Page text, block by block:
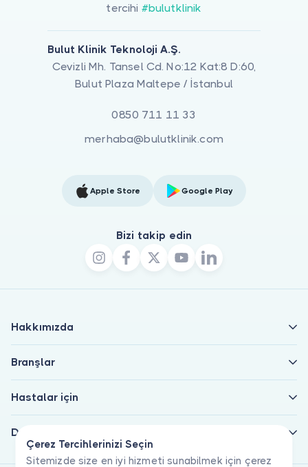
Çerez Tercihlerinizi Seçin
Sitemizde size en iyi hizmeti sunabilmek için çerez
tercihi #bulutklinik
Bulut Klinik Teknoloji A.Ş.
Cevizli Mh. Tansel Cd. No:12 Kat:8 D:60,
Bulut Plaza Maltepe / İstanbul
0850 711 11 33
merhaba@bulutklinik.com
Apple Store Google Play
Bizi takip edin
Hakkımızda
Branşlar
Hastalar için
Doktorlar için